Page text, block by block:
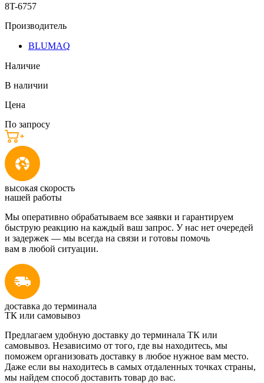
8T-6757
Производитель
BLUMAQ
Наличие
В наличии
Цена
По запросу
высокая скорость
нашей работы
Мы оперативно обрабатываем все заявки и гарантируем
быструю реакцию на каждый ваш запрос. У нас нет очередей
и задержек — мы всегда на связи и готовы помочь
вам в любой ситуации.
доставка до терминала
ТК или самовывоз
Предлагаем удобную доставку до терминала ТК или
самовывоз. Независимо от того, где вы находитесь, мы
поможем организовать доставку в любое нужное вам место.
Даже если вы находитесь в самых отдаленных точках страны,
мы найдем способ доставить товар до вас.